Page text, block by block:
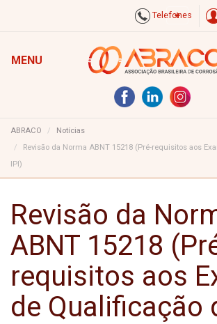
Telefones
MENU
ABRACO
Notícias
Revisão da Norma ABNT 15218 (Pré-requisitos aos
IPI)
Revisão da
ABNT 15218
requisitos aos
de Qualificação